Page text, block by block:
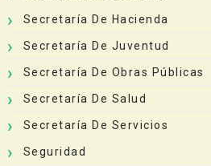
Secretaría De Hacienda
Secretaría De Juventud
Secretaría De Obras Públicas
Secretaría De Salud
Secretaría De Servicios
Seguridad